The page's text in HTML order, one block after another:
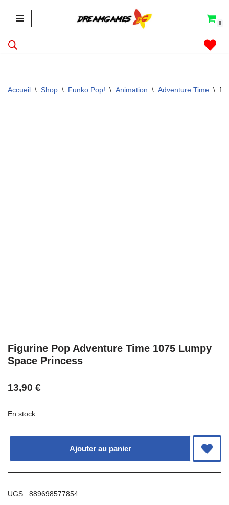
Aller
au
contenu
0
Accueil \ Shop \ Funko Pop! \ Animation \ Adventure Time \
Figurine Pop Adventure Time 1075 Lumpy
Space Princess
13,90 €
En stock
Ajouter au panier
UGS : 889698577854